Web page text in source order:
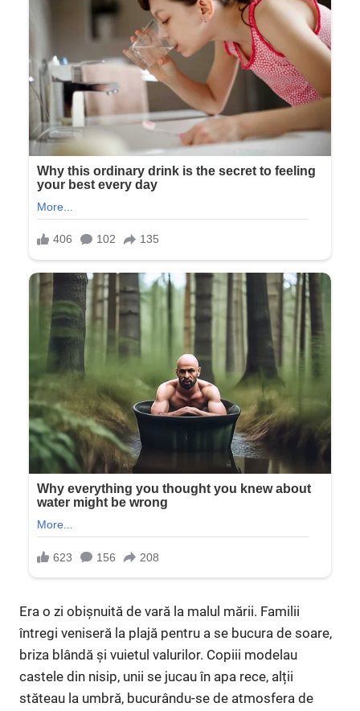
Era o zi obișnuită de vară la malul mării. Familii
întregi veniseră la plajă pentru a se bucura de soare,
briza blândă și vuietul valurilor. Copiii modelau
castele din nisip, unii se jucau în apa rece, alții
stăteau la umbră, bucurându-se de atmosfera de